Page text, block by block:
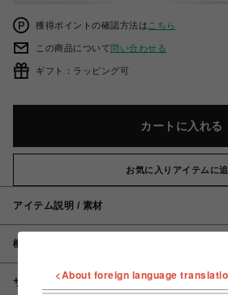
獲得ポイントの確認方法は こちら
この商品について問い合わせる
ギフト：ラッピング可
カートに入れる
お気に入りアイテムに
アイテム説明 / 素材
概要
サイズ <About foreign language